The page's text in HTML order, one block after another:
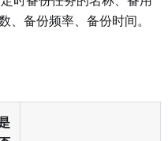
、备份频率、备份时间。